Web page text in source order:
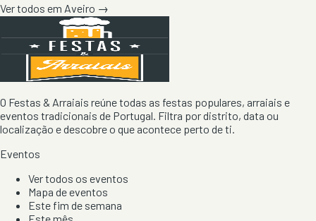
Ver todos em Aveiro →
O Festas & Arraiais reúne todas as festas populares, arraiais e
eventos tradicionais de Portugal. Filtra por distrito, data ou
localização e descobre o que acontece perto de ti.
Eventos
Ver todos os eventos
Mapa de eventos
Este fim de semana